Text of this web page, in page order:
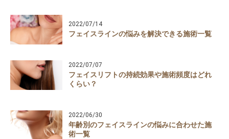
2022/07/14
フェイスラインの悩みを解決できる施術一覧
2022/07/07
フェイスリフトの持続効果や施術頻度はどれ
くらい？
2022/06/30
年齢別のフェイスラインの悩みに合わせた施
術一覧